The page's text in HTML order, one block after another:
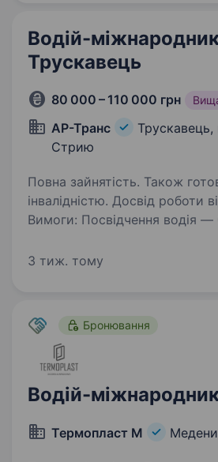
Водій-
Трускавець
80 000 – 110 000 грн
АР-Транс
Стрию
Повна зайнятість. Також
інвалідністю. Досвід роботи
Вимоги: Посвідчення водія — С, Е категорія,
паспорту, код 95. комунікабельність,
3 тиж. тому
Бронювання
Водій-
Термопласт М